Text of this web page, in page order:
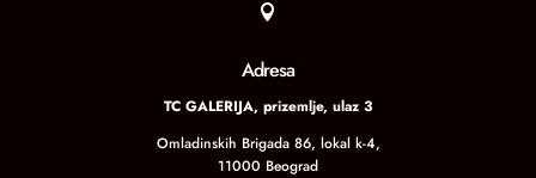

Adresa
TC GALERIJA, prizemlje, ulaz 3
Omladinskih Brigada 86, lokal k-4,
11000 Beograd